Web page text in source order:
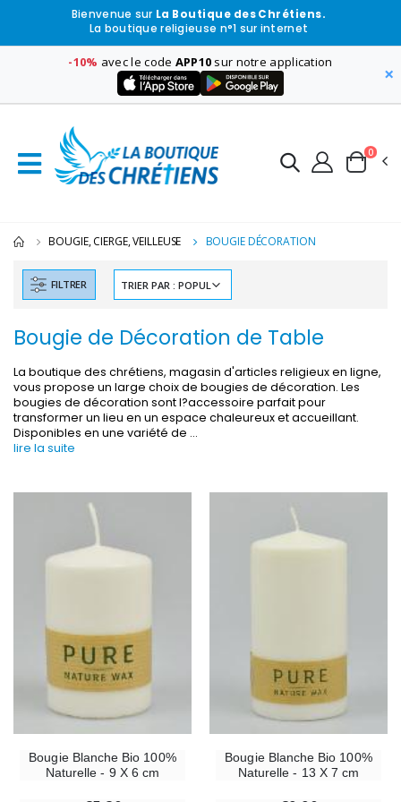
Bienvenue sur La Boutique des Chrétiens.
La boutique religieuse n°1 sur internet
-10% avec le code APP10 sur notre application
×
0
BOUGIE, CIERGE, VEILLEUSE BOUGIE DÉCORATION
FILTRER
Bougie de Décoration de Table
La boutique des chrétiens, magasin d'articles religieux en ligne,
vous propose un large choix de bougies de décoration. Les
bougies de décoration sont l?accessoire parfait pour
transformer un lieu en un espace chaleureux et accueillant.
Disponibles en une variété de ...
lire la suite
Bougie Blanche Bio 100%
Naturelle - 9 X 6 cm
Bougie Blanche Bio 100%
Naturelle - 13 X 7 cm
-10%
€13.50
-30%
-20%
€12.00 €9.60
-20%